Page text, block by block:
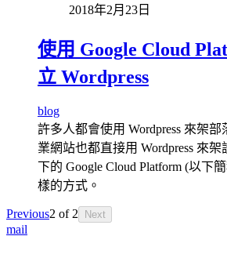
2018年2月23日
使用 Google Cloud
立 Wordpress
blog
許多人都會使用 Wordpress 來架
業網站也都直接用 Wordpress 來
下的 Google Cloud Platform (以下
樣的方式。
Previous2 of 2 Next
mail